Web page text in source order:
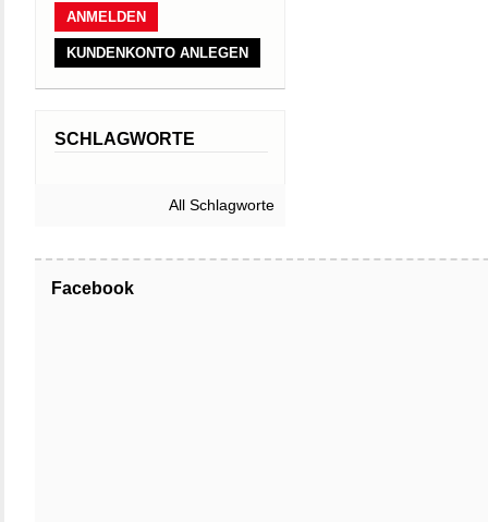
KUNDENKONTO ANLEGEN
SCHLAGWORTE
All Schlagworte
Facebook